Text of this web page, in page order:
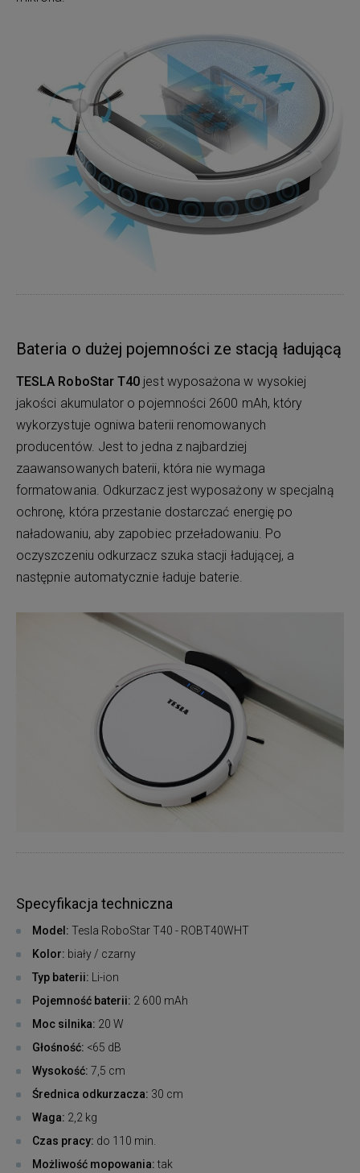
Bateria o dużej pojemności ze stacją ładującą
TESLA RoboStar T40 jest wyposażona w wysokiej
jakości akumulator o pojemności 2600 mAh, który
wykorzystuje ogniwa baterii renomowanych
producentów. Jest to jedna z najbardziej
zaawansowanych baterii, która nie wymaga
formatowania. Odkurzacz jest wyposażony w specjalną
ochronę, która przestanie dostarczać energię po
naładowaniu, aby zapobiec przeładowaniu. Po
oczyszczeniu odkurzacz szuka stacji ładującej, a
następnie automatycznie ładuje baterie.
Specyfikacja techniczna
Model: Tesla RoboStar T40 - ROBT40WHT
Kolor: biały / czarny
Typ baterii: Li-ion
Pojemność baterii: 2 600 mAh
Moc silnika: 20 W
Głośność: <65 dB
Wysokość: 7,5 cm
Średnica odkurzacza: 30 cm
Waga: 2,2 kg
Czas pracy: do 110 min.
Możliwość mopowania:tak